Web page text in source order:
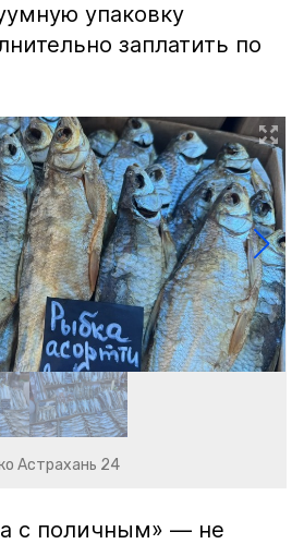
упаковку
заплатить по
Астрахань 24
с поличным» — не